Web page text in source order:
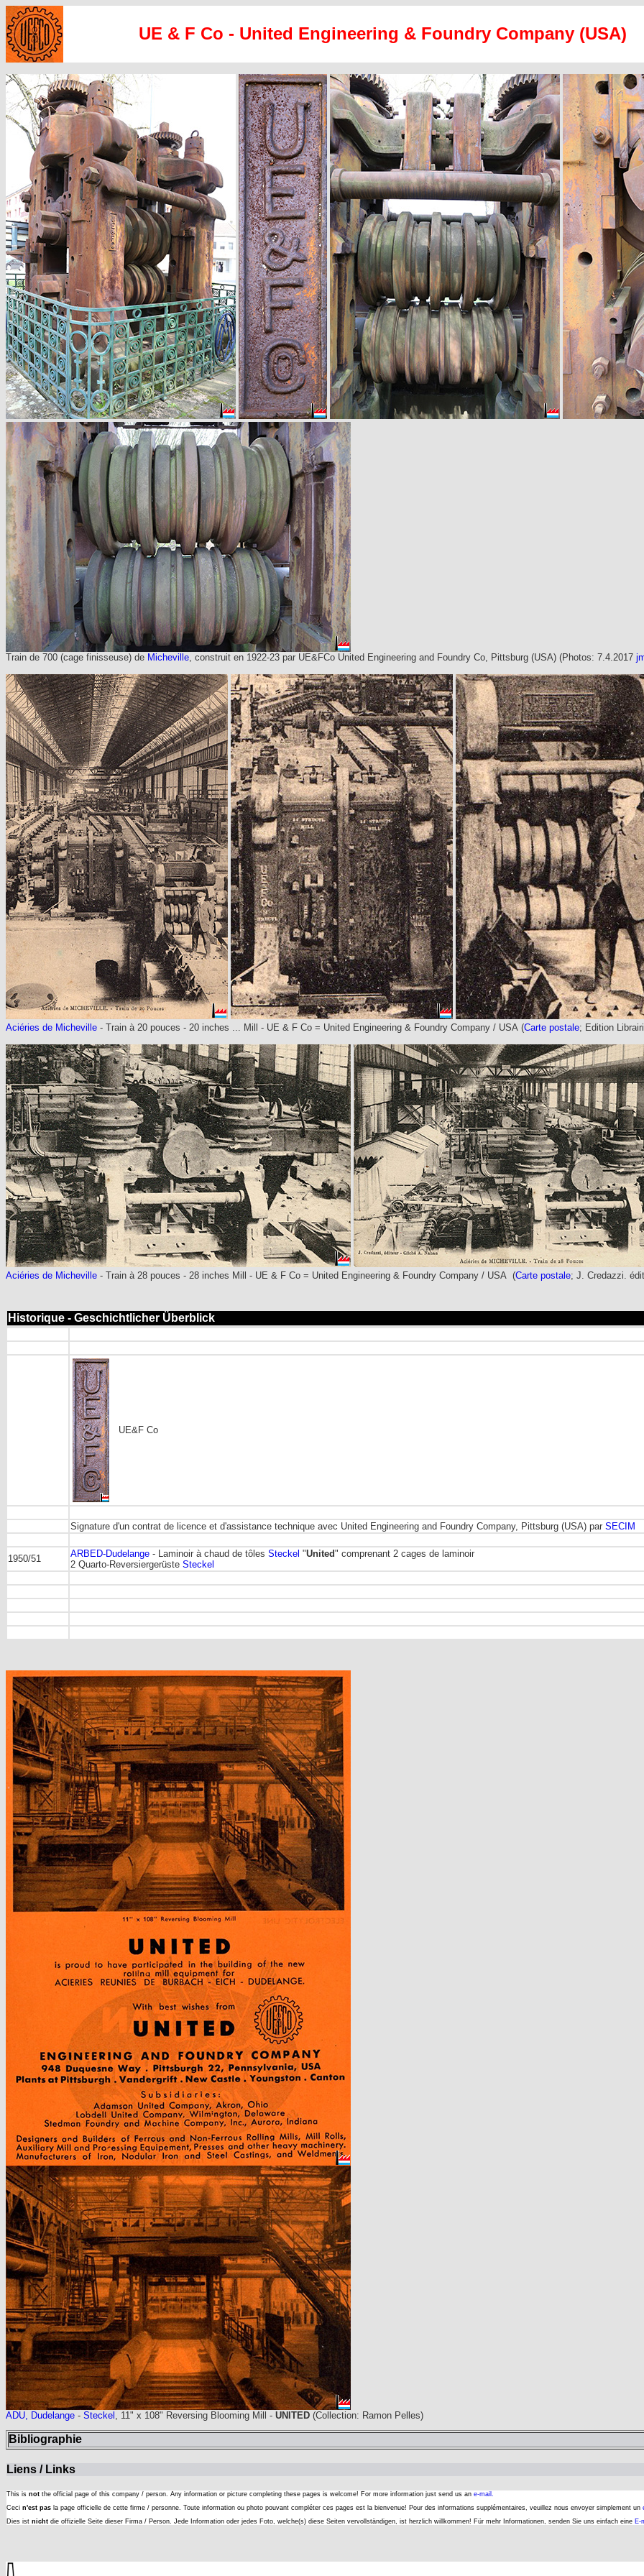
UE & F Co - United Engineering & Foundry Company (USA)
Train de 700 (cage finisseuse) de Micheville, construit en 1922-23 par UE&FCo United Engineering and Foundry Co, Pittsburg (USA) (Photos: 7.4.2017
Aciéries de Micheville - Train à 20 pouces - 20 inches ... Mill - UE & F Co = United Engineering & Foundry Company / USA (Carte postale; Edition
Aciéries de Micheville - Train à 28 pouces - 28 inches Mill - UE & F Co = United Engineering & Foundry Company / USA (Carte postale; J. Credazzi.
Historique - Geschichtlicher Überblick
UE&F Co
Signature d'un contrat de licence et d'assistance technique avec United Engineering and Foundry Company, Pittsburg (USA) par SECIM
1950/51 ARBED-Dudelange - Laminoir à chaud de tôles Steckel "United" comprenant 2 cages de laminoir
2 Quarto-Reversiergerüste Steckel
ADU, Dudelange - Steckel , 11" x 108" Reversing Blooming Mill - UNITED (Collection: Ramon Pelles)
Bibliographie
Liens / Links
This is not the official page of this company / person. Any information or picture completing these pages is welcome! For more information just send us an e-mail.
Ceci n'est pas la page officielle de cette firme / personne. Toute information ou photo pouvant compléter ces pages est la bienvenue! Pour des informations supplémentaires, veuillez nous envoyer simplement un
Dies ist nicht die offizielle Seite dieser Firma / Person. Jede Information oder jedes Foto, welche(s) diese Seiten vervollständigen, ist herzlich willkommen! Für mehr Informationen, senden Sie uns einfach eine E-